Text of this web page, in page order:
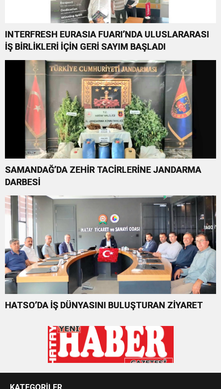
INTERFRESH EURASIA FUARI’NDA ULUSLARARASI
İŞ BİRLİKLERİ İÇİN GERİ SAYIM BAŞLADI
SAMANDAĞ’DA ZEHİR TACİRLERİNE JANDARMA
DARBESİ
HATSO’DA İŞ DÜNYASINI BULUŞTURAN ZİYARET
KATEGORİLER